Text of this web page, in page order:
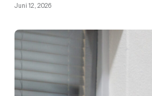
Juni 12, 2026